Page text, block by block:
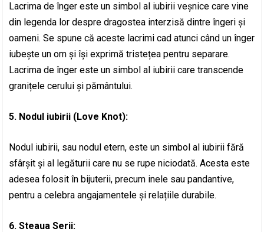
Lacrima de înger este un simbol al iubirii veșnice care vine
din legenda lor despre dragostea interzisă dintre îngeri și
oameni. Se spune că aceste lacrimi cad atunci când un înger
iubește un om și își exprimă tristețea pentru separare.
Lacrima de înger este un simbol al iubirii care transcende
granițele cerului și pământului.
5. Nodul iubirii (Love Knot):
Nodul iubirii, sau nodul etern, este un simbol al iubirii fără
sfârșit și al legăturii care nu se rupe niciodată. Acesta este
adesea folosit în bijuterii, precum inele sau pandantive,
pentru a celebra angajamentele și relațiile durabile.
6. Steaua Serii: